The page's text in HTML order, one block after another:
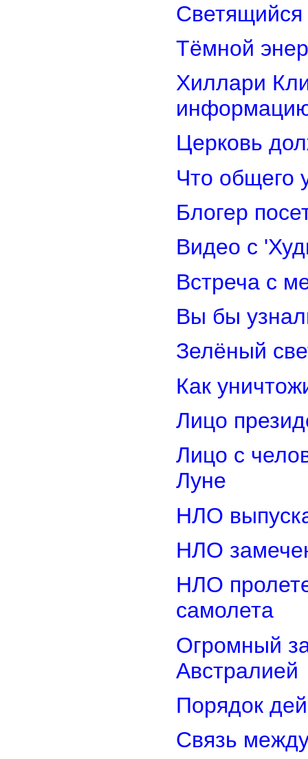
Светящийся
Тёмной
Хиллари
Церковь
Что общего
Блогер
Видео с
Встреча с
Вы бы
Зелёный
Как
Лицо
Лицо с
Луне
НЛО
НЛО
НЛО
самолета
Огромный
Австралией
Порядок
Связь